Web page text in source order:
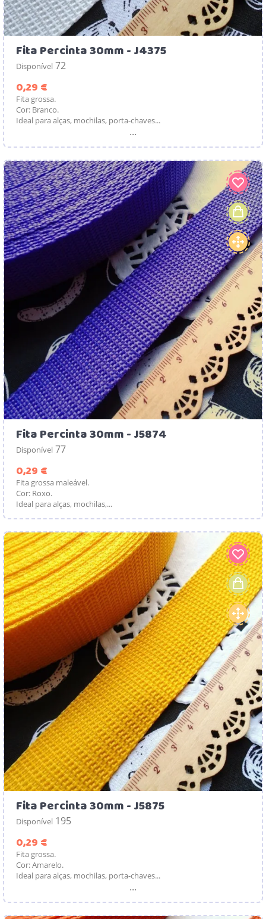
Fita Percinta 30mm - J4375
Disponível 72
0,29 €
Fita grossa.
Cor: Branco.
Ideal para alças, mochilas, porta-chaves...
...
Fita Percinta 30mm - J5874
Disponível 77
0,29 €
Fita grossa maleável.
Cor: Roxo.
Ideal para alças, mochilas,...
Fita Percinta 30mm - J5875
Disponível 195
0,29 €
Fita grossa.
Cor: Amarelo.
Ideal para alças, mochilas, porta-chaves...
...